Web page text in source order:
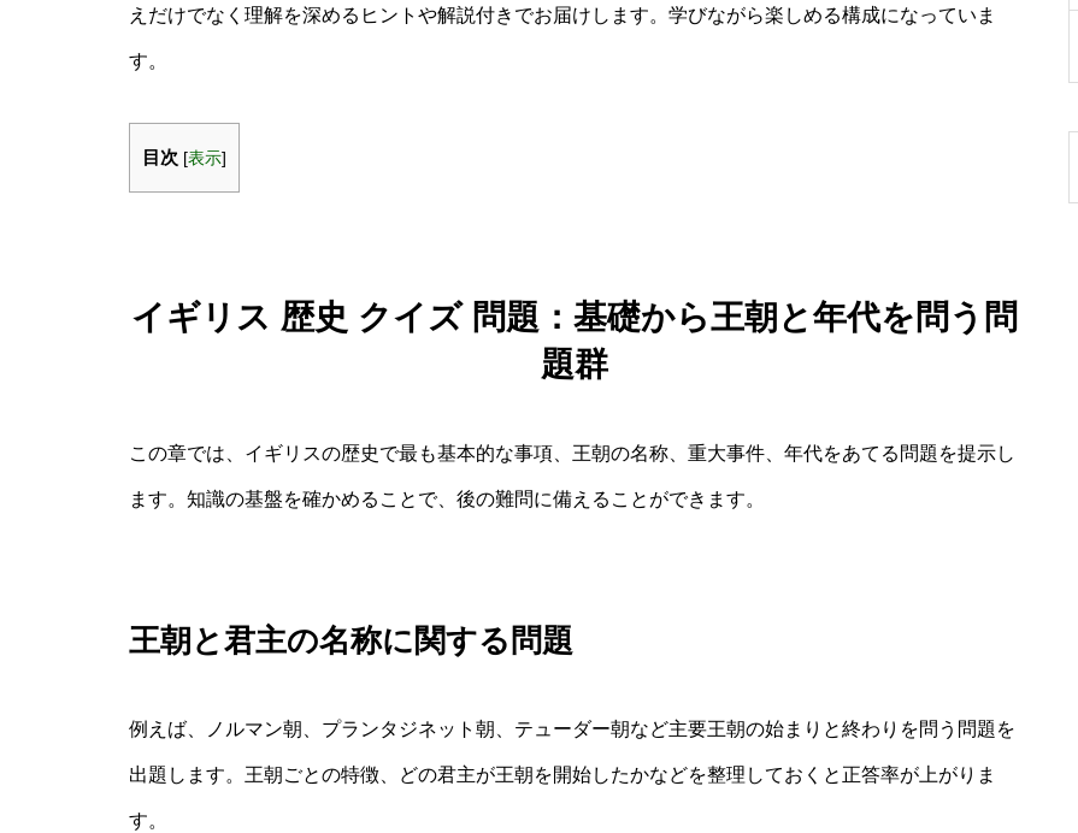
えだけでなく理解を深めるヒントや解説付きでお届けします。学びながら楽しめる構成になっていま
す。
目次 [表示]
イギリス 歴史 クイズ 問題：基礎から王朝と年代を問う問
題群
この章では、イギリスの歴史で最も基本的な事項、王朝の名称、重大事件、年代をあてる問題を提示し
ます。知識の基盤を確かめることで、後の難問に備えることができます。
王朝と君主の名称に関する問題
例えば、ノルマン朝、プランタジネット朝、テューダー朝など主要王朝の始まりと終わりを問う問題を
出題します。王朝ごとの特徴、どの君主が王朝を開始したかなどを整理しておくと正答率が上がりま
す。